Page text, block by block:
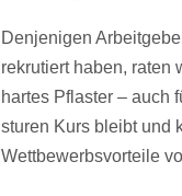
Denjenigen
rekrutiert haben, raten
hartes Pflaster – auch
sturen Kurs bleibt und
Wettbewerbsvorteile